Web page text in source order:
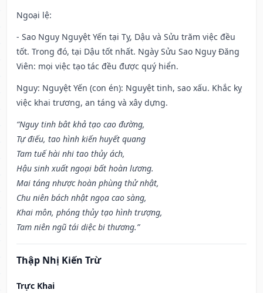
Ngoại lệ:
- Sao Nguy Nguyệt Yến tại Tỵ, Dậu và Sửu trăm việc đều
tốt. Trong đó, tại Dậu tốt nhất. Ngày Sửu Sao Nguy Đăng
Viên: mọi việc tạo tác đều được quý hiển.
Nguy: Nguyệt Yến (con én): Nguyệt tinh, sao xấu. Khắc kỵ
việc khai trương, an táng và xây dựng.
“Nguy tinh bât khả tạo cao đường,
Tự điếu, tao hình kiến huyết quang
Tam tuế hài nhi tao thủy ách,
Hậu sinh xuất ngoại bất hoàn lương.
Mai táng nhược hoàn phùng thử nhật,
Chu niên bách nhật ngọa cao sàng,
Khai môn, phóng thủy tạo hình trượng,
Tam niên ngũ tái diệc bi thương.”
Thập Nhị Kiến Trừ
Trực Khai